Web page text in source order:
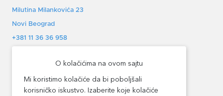
Milutina Milankovića 23
Novi Beograd
+381 11 36 36 958
Osiguranja
O kolačićima na ovom sajtu
Mi koristimo kolačiće da bi poboljšali
korisničko iskustvo. Izaberite koje kolačiće